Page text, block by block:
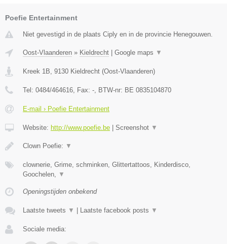
Poefie Entertainment
Niet gevestigd in de plaats Ciply en in de provincie Henegouwen.
Oost-Vlaanderen » Kieldrecht Google maps ▼
Kreek 1B, 9130 Kieldrecht (Oost-Vlaanderen)
Tel: 0484/464616, Fax: -, BTW-nr: BE 0835104870
E-mail › Poefie Entertainment
Website: http://www.poefie.be Screenshot ▼
Clown Poefie: ▼
clownerie, Grime, schminken, Glittertattoos, Kinderdisco,
Goochelen, ▼
Openingstijden onbekend
Laatste tweets ▼ Laatste facebook posts ▼
Sociale media: